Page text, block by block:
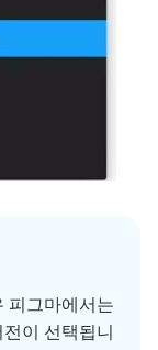
피그마에서는
이 선택됩니